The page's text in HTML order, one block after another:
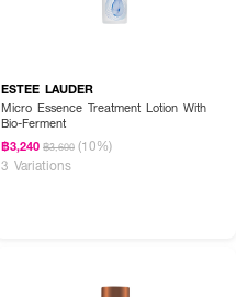
ESTEE LAUDER
Micro Essence Treatment Lotion With
Bio-Ferment
฿3,240 ฿3,600 (10%)
3 Variations